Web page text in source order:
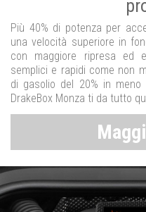
Più 40% di potenza per
una velocità superiore in
con maggiore ripresa ed
semplici e rapidi come non
di gasolio del 20% in meno
DrakeBox Monza ti da tutto